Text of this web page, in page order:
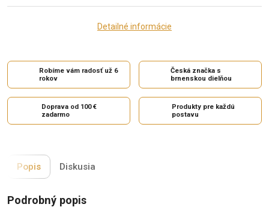
Detailné informácie
Robíme vám radosť už 6
rokov
Česká značka s
brnenskou dielňou
Doprava od 100 €
zadarmo
Produkty pre každú
postavu
Popis Diskusia
Podrobný popis